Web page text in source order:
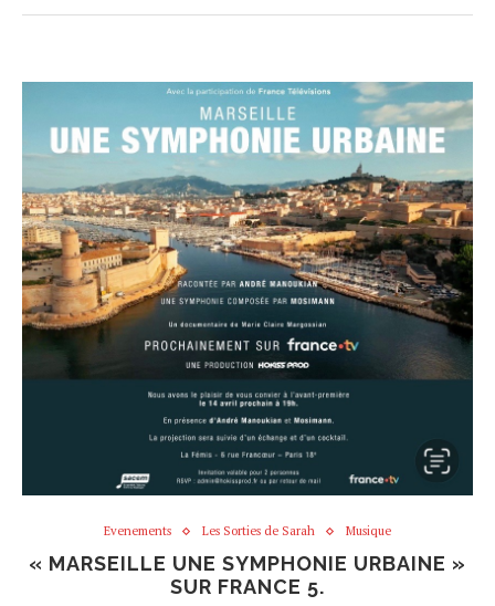
Evenements Les Sorties de Sarah Musique
« MARSEILLE UNE SYMPHONIE URBAINE »
SUR FRANCE 5.